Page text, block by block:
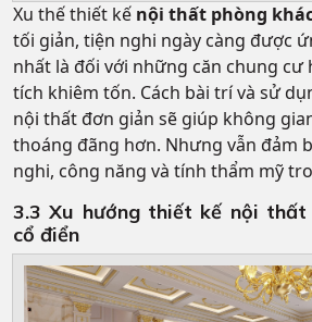
Xu thế thiết kế nội thất phòng
tối giản, tiện nghi ngày càng được
nhất là đối với những căn chung cư
tích khiêm tốn. Cách bài trí và sử
nội thất đơn giản sẽ giúp không
thoáng đãng hơn. Nhưng vẫn đảm
nghi, công năng và tính thẩm mỹ
3.3 Xu hướng thiết kế nội thất
cổ điển